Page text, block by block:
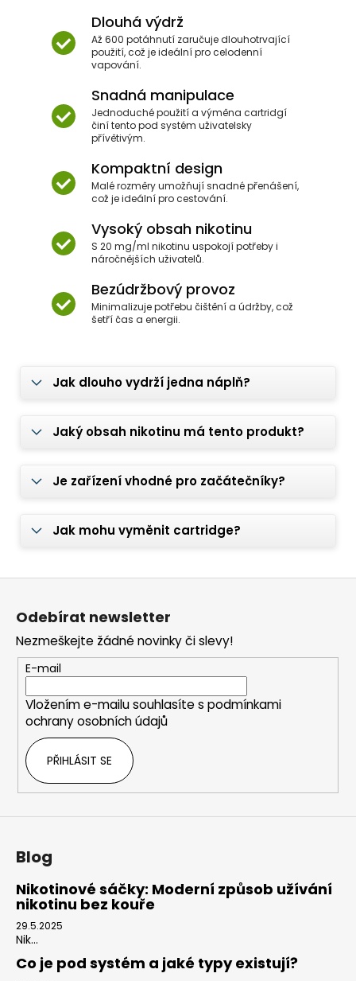
Dlouhá výdrž
Až 600 potáhnutí zaručuje dlouhotrvající
použití, což je ideální pro celodenní
vapování.
Snadná manipulace
Jednoduché použití a výměna cartridgí
činí tento pod systém uživatelsky
přívětivým.
Kompaktní design
Malé rozměry umožňují snadné přenášení,
což je ideální pro cestování.
Vysoký obsah nikotinu
S 20 mg/ml nikotinu uspokojí potřeby i
náročnějších uživatelů.
Bezúdržbový provoz
Minimalizuje potřebu čištění a údržby, což
šetří čas a energii.
Jak dlouho vydrží jedna náplň?
Jaký obsah nikotinu má tento produkt?
Je zařízení vhodné pro začátečníky?
Jak mohu vyměnit cartridge?
Z
Odebírat newsletter
Nezmeškejte žádné novinky či slevy!
E-mail
Vložením e-mailu souhlasíte s podmínkami
ochrany osobních údajů
PŘIHLÁSIT SE
Blog
Nikotinové sáčky: Moderní způsob užívání
nikotinu bez kouře
29.5.2025
Nik...
Co je pod systém a jaké typy existují?